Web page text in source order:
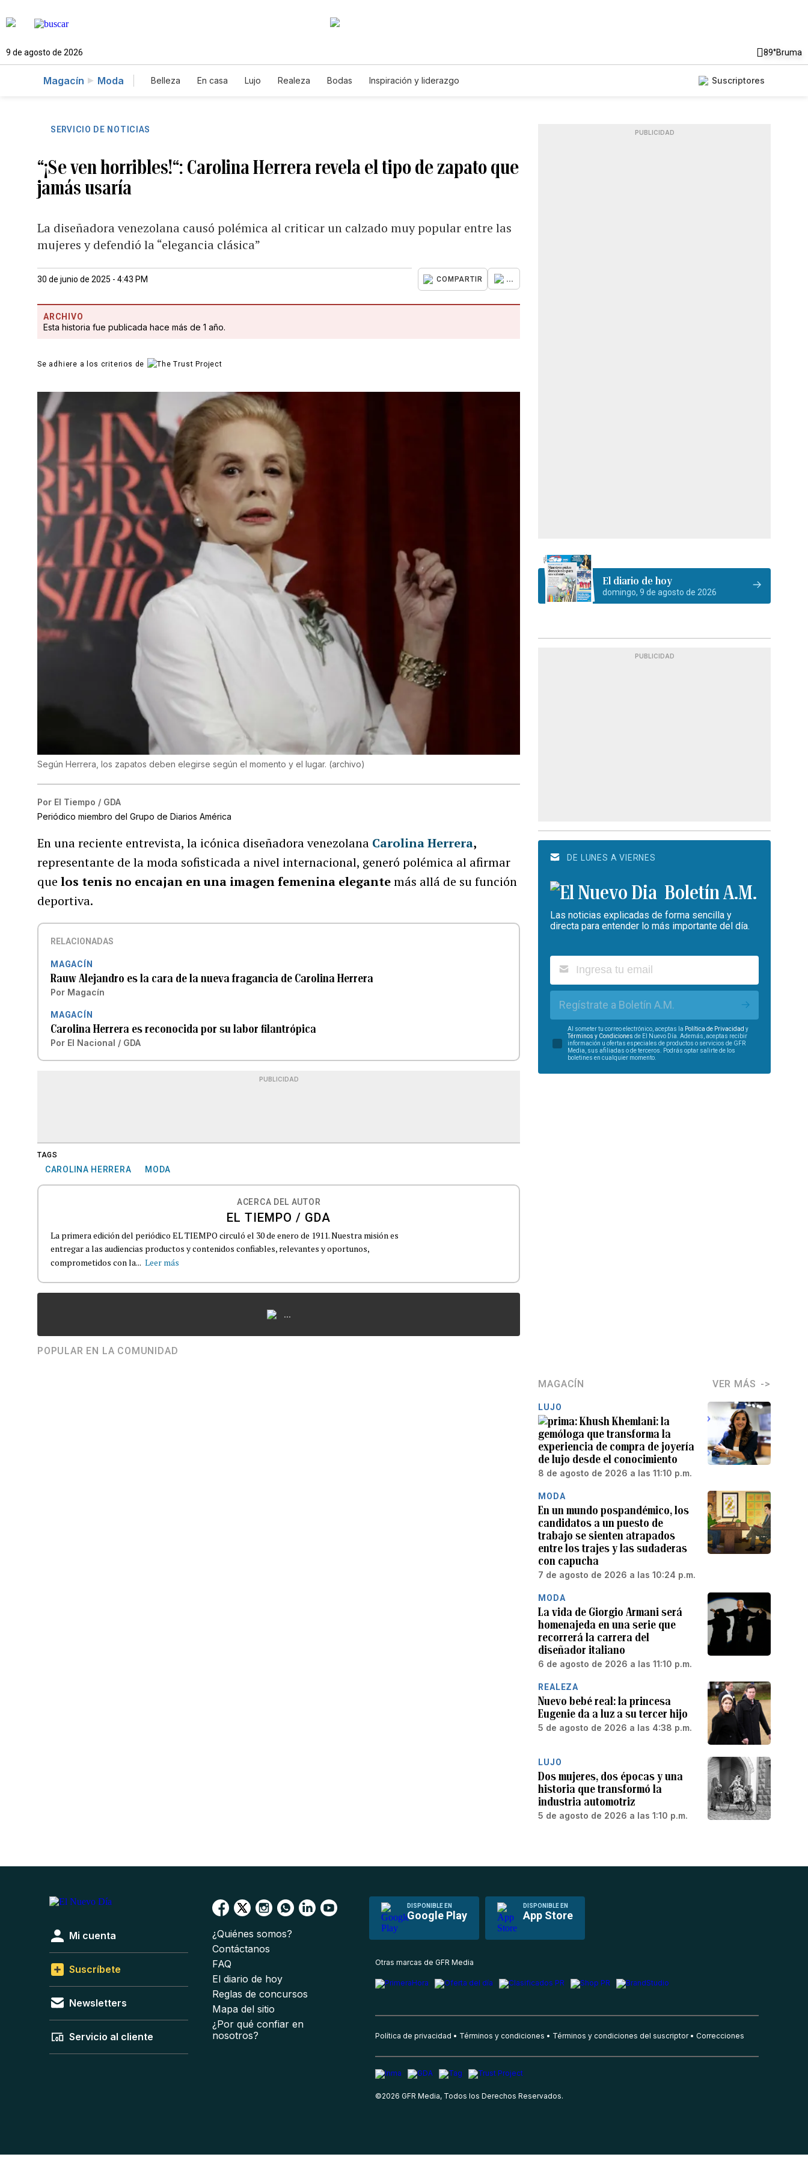
9 de agosto de 2026 89°Bruma
Magacín Moda Belleza En casa Lujo Realeza Bodas Inspiración y liderazgo Suscriptores
SERVICIO DE NOTICIAS
“¡Se ven horribles!“: Carolina Herrera revela el tipo de zapato que
jamás usaría
La diseñadora venezolana causó polémica al criticar un calzado muy popular entre las
mujeres y defendió la “elegancia clásica”
30 de junio de 2025 - 4:43 PM COMPARTIR ...
ARCHIVO
Esta historia fue publicada hace más de 1 año.
Se adhiere a los criterios de
Según Herrera, los zapatos deben elegirse según el momento y el lugar. (archivo)
Por El Tiempo / GDA
Periódico miembro del Grupo de Diarios América
En una reciente entrevista, la icónica diseñadora venezolana Carolina Herrera,
representante de la moda sofisticada a nivel internacional, generó polémica al afirmar
quelos tenis no encajan en una imagen femenina elegantemás allá de su función
deportiva.
RELACIONADAS
MAGACÍN
Rauw Alejandro es la cara de la nueva fragancia de Carolina Herrera
Por Magacín
MAGACÍN
Carolina Herrera es reconocida por su labor filantrópica
Por El Nacional / GDA
PUBLICIDAD
TAGS
CAROLINA HERRERA MODA
ACERCA DEL AUTOR
EL TIEMPO / GDA
La primera edición del periódico EL TIEMPO circuló el 30 de enero de 1911. Nuestra misión es
entregar a las audiencias productos y contenidos confiables, relevantes y oportunos,
comprometidos con la... Leer más
...
POPULAR EN LA COMUNIDAD
PUBLICIDAD
El diario de hoy
domingo, 9 de agosto de 2026
PUBLICIDAD
DE LUNES A VIERNES
Boletín A.M.
Las noticias explicadas de forma sencilla y
directa para entender lo más importante del día.
Regístrate a Boletín A.M.
Al someter tu correo electrónico, aceptas la Política de Privacidad y
Términos y Condiciones de El Nuevo Día. Además, aceptas recibir
información u ofertas especiales de productos o servicios de GFR
Media, sus afiliadas o de terceros. Podrás optar salirte de los
boletines en cualquier momento.
MAGACÍN VER MÁS
LUJO
Khush Khemlani: la
gemóloga que transforma la
experiencia de compra de joyería
de lujo desde el conocimiento
8 de agosto de 2026 a las 11:10 p.m.
MODA
En un mundo pospandémico, los
candidatos a un puesto de
trabajo se sienten atrapados
entre los trajes y las sudaderas
con capucha
7 de agosto de 2026 a las 10:24 p.m.
MODA
La vida de Giorgio Armani será
homenajeda en una serie que
recorrerá la carrera del
diseñador italiano
6 de agosto de 2026 a las 11:10 p.m.
REALEZA
Nuevo bebé real: la princesa
Eugenie da a luz a su tercer hijo
5 de agosto de 2026 a las 4:38 p.m.
LUJO
Dos mujeres, dos épocas y una
historia que transformó la
industria automotriz
5 de agosto de 2026 a las 1:10 p.m.
DISPONIBLE EN
Google Play
DISPONIBLE EN
App Store
Mi cuenta
Suscríbete
Newsletters
Servicio al cliente
¿Quiénes somos?
Contáctanos
FAQ
El diario de hoy
Reglas de concursos
Mapa del sitio
¿Por qué confiar en
nosotros?
Otras marcas de GFR Media
Política de privacidad Términos y condiciones Términos y condiciones del suscriptor Correcciones
©2026 GFR Media, Todos los Derechos Reservados.